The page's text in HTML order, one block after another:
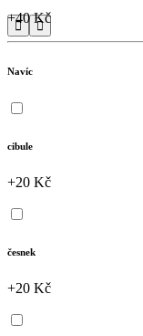
 
+40 Kč
Navíc
cibule
+20 Kč
česnek
+20 Kč